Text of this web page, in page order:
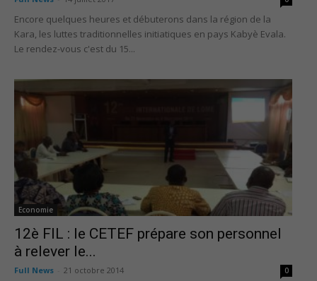
Encore quelques heures et débuterons dans la région de la
Kara, les luttes traditionnelles initiatiques en pays Kabyè Evala.
Le rendez-vous c'est du 15...
Economie
12è FIL : le CETEF prépare son personnel
à relever le...
Full News 21 octobre 2014 0